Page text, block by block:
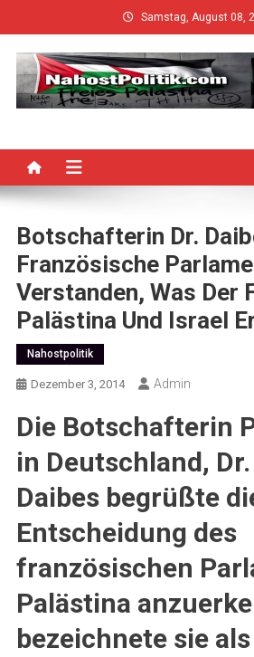
to
content
Samstag, August 08,
Botschafterin Dr.
Französische
Verstanden, Was Der
Palästina Und Israel
Nahostpolitik
Dezember 3, 2014 Admin
Die Botschafterin
in Deutschland,
Daibes begrüßte
Entscheidung des
französischen
Palästina
bezeichnete sie